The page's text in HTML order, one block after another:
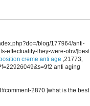
blog/177964/anti-
effectuality-they-were-obv/]best
creme anti age ,21773,
anti aging
2870 ]what is the best